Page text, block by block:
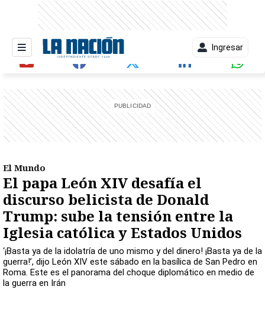
Ingresar
El Mundo
El papa León XIV desafía el
discurso belicista de Donald
Trump: sube la tensión entre la
Iglesia católica y Estados Unidos
‘¡Basta ya de la idolatría de uno mismo y del dinero! ¡Basta ya de la
guerra!’, dijo León XIV este sábado en la basílica de San Pedro en
Roma. Este es el panorama del choque diplomático en medio de
la guerra en Irán